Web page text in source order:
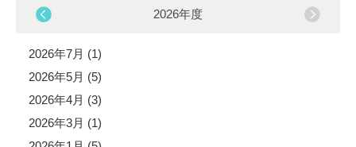
2026年度
2026年7月 (1)
2026年5月 (5)
2026年4月 (3)
2026年3月 (1)